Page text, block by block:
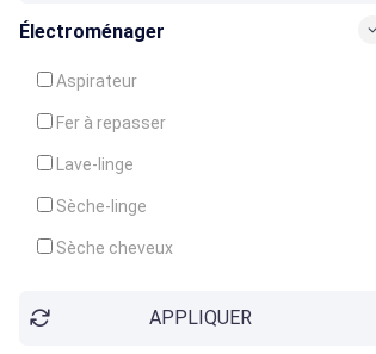
Congélateur
Électroménager
Aspirateur
Fer à repasser
Lave-linge
Sèche-linge
Sèche cheveux
APPLIQUER